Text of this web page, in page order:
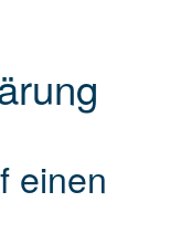
einen